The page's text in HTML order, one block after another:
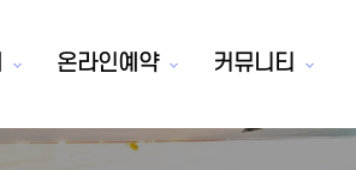
온라인예약 커뮤니티